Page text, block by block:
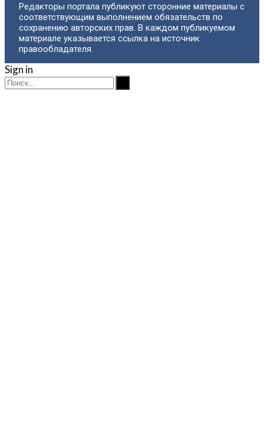
Редакторы портала публикуют сторонние материалы с
соответствующим выполнением обязательств по
сохранению авторских прав. В каждом публикуемом
материале указывается ссылка на источник
правообладателя.
Sign in